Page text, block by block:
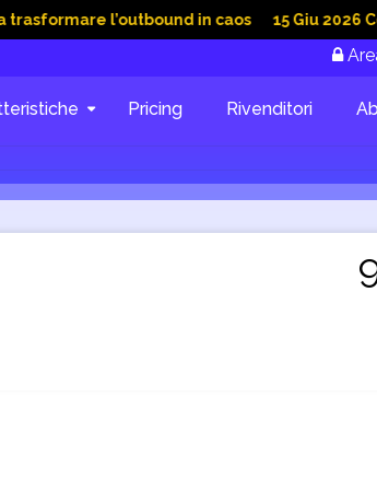
l’outbound in caos 15 Giu 2026 Cold
Pricing Rivenditori